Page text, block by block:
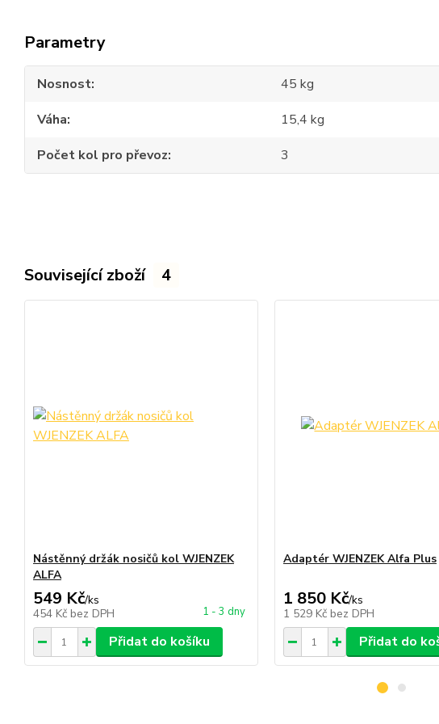
Parametry
Nosnost
45 kg
Váha
15,4 kg
Počet kol pro převoz
3
Související zboží 4
Nástěnný držák nosičů kol WJENZEK
ALFA
549 Kč/ks
454 Kč bez DPH 1 - 3 dny
Přidat do košíku
Adaptér WJENZEK Alfa Plus
1 850 Kč/ks
1 529 Kč bez DPH
Přidat do